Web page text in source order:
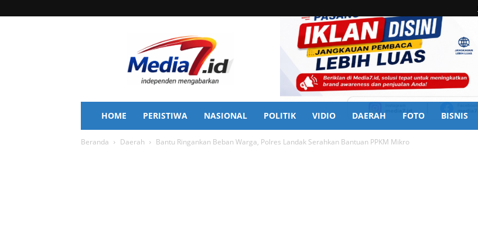
HOME PERISTIWA NASIONAL POLITIK VIDIO DAERAH FOTO BISNIS
Beranda Daerah Bantu Ringankan Beban Warga, Polres Landak Serahkan Bantuan PPKM Mikro